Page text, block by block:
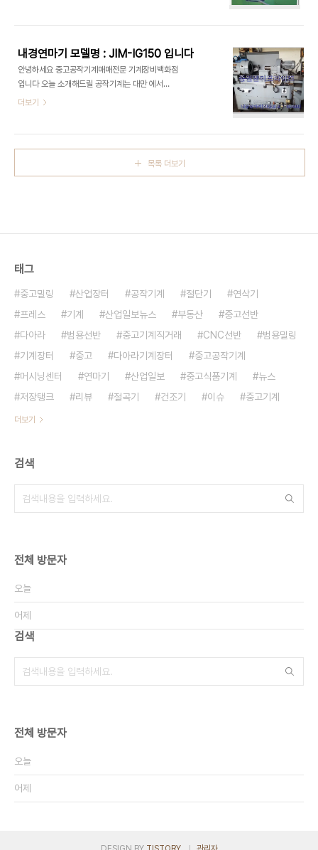
과유사) 연마기,중고연마기 창한연마기 중고공작기
두리기계상사 취급품목 바렐연마기,원심바렐,가랑 ,
연삭기,인버터 장치 를 다아라기계장터 에서도 확인
을 하실 수 있습니다 - 제품명 : [중고기계] 바렐연마
기,원심바렐,가랑 ,연삭기,인버터 장치 - [제품번호 :
770665] - 기본사양 : 바렐연마기,원심바렐,가랑
기, - 제품분류 : 공작기계·금형 및 성형기 > 연마/연
내경연마기 모델명 : JIM-IG150 입니다
안녕하세요 중고공작기계매매전문 기계장비백화점
입니다 오늘 소개해드릴 공작기계는 대만 에서
2007년에 제작한 내경연마기 모델명 : JIM-
델명 : JIM-IG150 는 다아라기계장터 에서도 확인
더보기
목록 더보기
태그
중고밀링 산업장터 공작기계 절단기
연삭기
프레스
기계 산업일보뉴스 부동산
중고선반
다아라
범용선반 중고기계직거래 CNC선반
범용밀링
기계장터
중고 다아라기계장터
중고공작기계
머시닝센터
연마기 산업일보 중고식품기계
뉴스
저장탱크
리뷰 절곡기 건조기 이슈 중고기계
더보기
검색
전체 방문자
오늘
어제
검색
전체 방문자
오늘
어제